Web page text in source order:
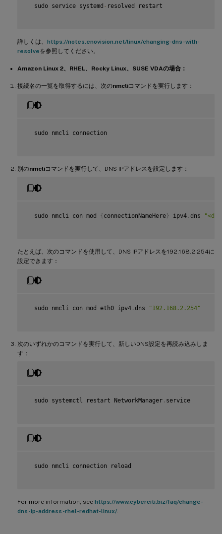
  sudo service systemd
- resolved restart
詳しくは、 https://notes.enovision.net/linux/changing-dns-with-
resolveを参照してください。
Amazon Linux 2、RHEL、Rocky Linux、SUSE VDAの場合：
接続名の一覧を取得するには、次のnmcliコマンドを実行します：
  sudo nmcli connection
別のnmcliコマンドを実行して、DNS IPアドレスを設定します：
  sudo nmcli con mod
{connectionNameHere} ipv4 . dns
たとえば、次のコマンドを使用して、DNS IPアドレスを192.168.2.254に
設定できます：
  sudo nmcli con mod eth0 ipv4
. dns "192.168.2.254"
次のいずれかのコマンドを実行して、新しいDNS設定を再読み込みしま
す：
  sudo systemctl restart NetworkManager
. service
  sudo nmcli connection reload
For more information, see https://www.cyberciti.biz/faq/change-
dns-ip-address-rhel-redhat-linux/